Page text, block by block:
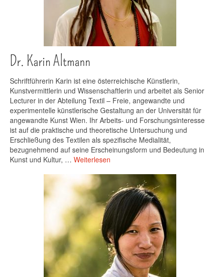
Dr. Karin Altmann
Schriftführerin Karin ist eine österreichische Künstlerin,
Kunstvermittlerin und Wissenschaftlerin und arbeitet als Senior
Lecturer in der Abteilung Textil – Freie, angewandte und
experimentelle künstlerische Gestaltung an der Universität für
angewandte Kunst Wien. Ihr Arbeits- und Forschungsinteresse
ist auf die praktische und theoretische Untersuchung und
Erschließung des Textilen als spezifische Medialität,
bezugnehmend auf seine Erscheinungsform und Bedeutung in
Kunst und Kultur, … Weiterlesen